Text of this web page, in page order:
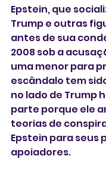
Epstein, que
Trump e outras
antes de sua
2008 sob a
uma menor para
escândalo tem
no lado de Trump
parte porque ele
teorias de
Epstein para seus
apoiadores.